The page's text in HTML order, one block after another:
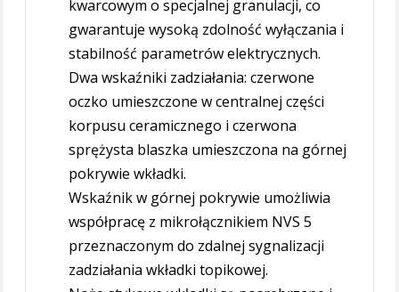
kwarcowym o specjalnej granulacji, co
gwarantuje wysoką zdolność wyłączania i
stabilność parametrów elektrycznych.
Dwa wskaźniki zadziałania: czerwone
oczko umieszczone w centralnej części
korpusu ceramicznego i czerwona
sprężysta blaszka umieszczona na górnej
pokrywie wkładki.
Wskaźnik w górnej pokrywie umożliwia
współpracę z mikrołącznikiem NVS 5
przeznaczonym do zdalnej sygnalizacji
zadziałania wkładki topikowej.